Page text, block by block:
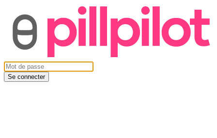
Se connecter